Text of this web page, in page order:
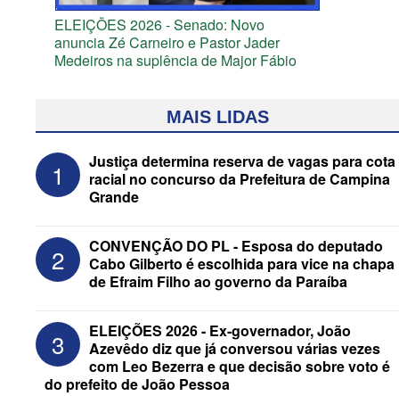
ELEIÇÕES 2026 - Senado: Novo
anuncia Zé Carneiro e Pastor Jader
Medeiros na suplência de Major Fábio
ELEIÇÕES 2026 - Nabor Vanderley
pede primeiro voto em João Azevêdo e
oficializa Daniella Ribeiro como
suplente
MAIS LIDAS
1
Justiça determina reserva de vagas para cota
racial no concurso da Prefeitura de Campina
Grande
2
CONVENÇÃO DO PL - Esposa do deputado
Cabo Gilberto é escolhida para vice na chapa
de Efraim Filho ao governo da Paraíba
3
ELEIÇÕES 2026 - Ex-governador, João
Azevêdo diz que já conversou várias vezes
com Leo Bezerra e que decisão sobre voto é
do prefeito de João Pessoa